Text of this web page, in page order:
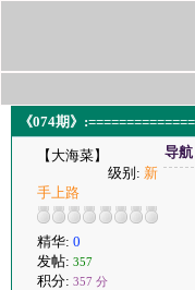
《074期》
【大海菜】
级别: 新
手上路
精华: 0
发帖: 357
积分: 357 分
导航